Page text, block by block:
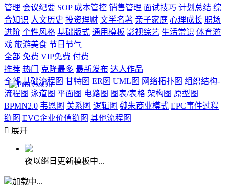
管理 会议纪要 SOP 成本管控 销售管理 面试技巧 计划总结 综
合知识 人文历史 投资理财 文学名著 亲子家庭 心理成长 职场
进阶 个性风格 基础版式 通用模板 影视综艺 生活常识 体育游
戏 旅游美食 节日节气
全部 免费 VIP免费 付费
推荐 热门 克隆最多 最新发布 达人作品
全部 基础流程图 甘特图 ER图 UML图 网络拓扑图 组织结构-
流程图 泳道图 平面图 电路图 图表/表格 架构图 原型图
BPMN2.0 韦恩图 关系图 逻辑图 魏朱商业模式 EPC事件过程
链图 EVC企业价值链图 其他流程图
 展开
夜以继日更新模板中...
加载中...